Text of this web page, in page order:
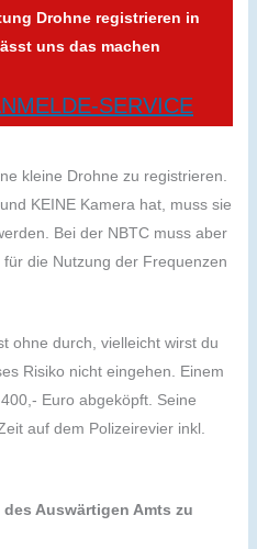
Drohne registrieren in
uns das machen
SERVICE
kleine Drohne zu registrieren.
KEINE Kamera hat, muss sie
Bei der NBTC muss aber
die Nutzung der Frequenzen
ohne durch, vielleicht wirst du
Risiko nicht eingehen. Einem
Euro abgeköpft. Seine
auf dem Polizeirevier inkl.
des Auswärtigen Amts zu